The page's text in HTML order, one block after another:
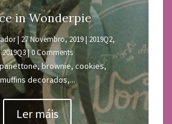
in Wonderpie
| 27 Novembro, 2019| 2019Q2,
2019Q3| 0 Comments
brownie, cookies,
muffins decorados,...
Ler máis